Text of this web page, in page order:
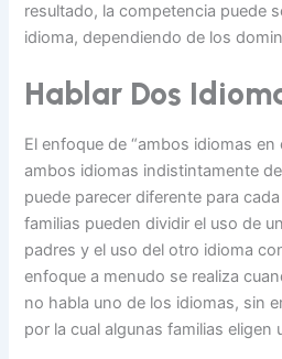
resultado, la competencia puede
idioma, dependiendo de los
Hablar Dos
El enfoque de “ambos idiomas en
ambos idiomas indistintamente
puede parecer diferente para
familias pueden dividir el uso de
padres y el uso del otro idioma
enfoque a menudo se realiza
no habla uno de los idiomas, sin
por la cual algunas familias eligen